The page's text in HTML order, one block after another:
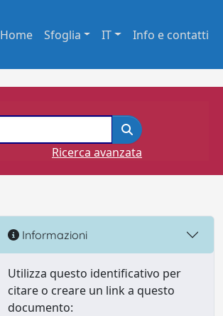
Home Sfoglia IT Info e contatti
Ricerca avanzata
Informazioni
Utilizza questo identificativo per
citare o creare un link a questo
documento: